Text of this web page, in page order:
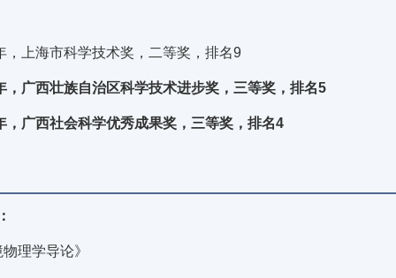
，上海市科学技术奖，二等奖，排名9
，广西壮族自治区科学技术进步奖，三等奖，排名5
，广西社会科学优秀成果奖，三等奖，排名4
理学导论》